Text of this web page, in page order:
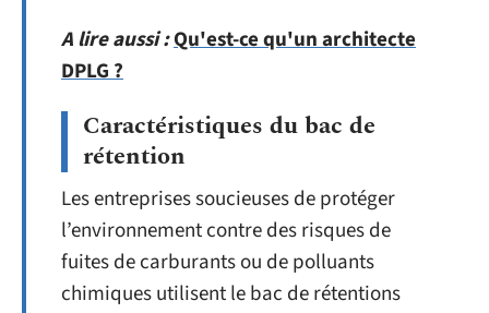
A lire aussi :Qu'est-ce qu'un architecte
DPLG ?
Caractéristiques du bac de
rétention
Les entreprises soucieuses de protéger
l’environnement contre des risques de
fuites de carburants ou de polluants
chimiques utilisent le bac de rétentions